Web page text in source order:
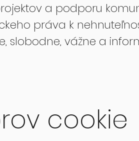
a podporu
práva k
slobodne, vážne a
cookie